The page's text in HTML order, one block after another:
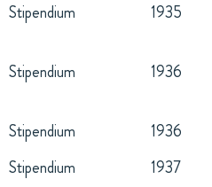
Stipendium 1935
Stipendium 1936
Stipendium 1936
Stipendium 1937